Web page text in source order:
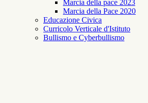
Marcia della pace 2023
Marcia della Pace 2020
Educazione Civica
Curricolo Verticale d'Istituto
Bullismo e Cyberbullismo